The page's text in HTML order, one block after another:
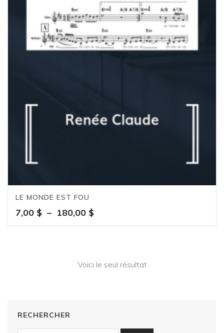
LE MONDE EST FOU
7,00 $ – 180,00 $Plage
de
180,00 $
Voici le seul résultat
RECHERCHER